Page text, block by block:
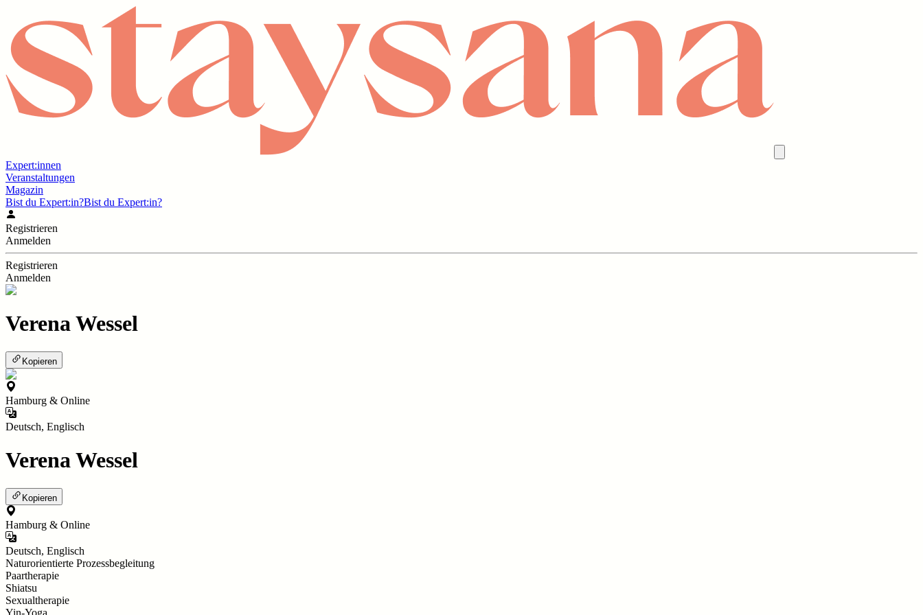
Expert:innen
Veranstaltungen
Magazin
Bist du Expert:in?Bist du Expert:in?
Registrieren
Anmelden
Registrieren
Anmelden
Verena Wessel
Kopieren
Hamburg & Online
Deutsch, Englisch
Verena Wessel
Kopieren
Hamburg & Online
Deutsch, Englisch
Naturorientierte Prozessbegleitung
Paartherapie
Shiatsu
Sexualtherapie
Yin-Yoga